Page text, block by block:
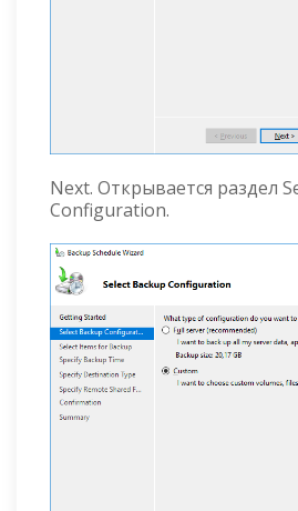
Next. Открывается раздел
Configuration.